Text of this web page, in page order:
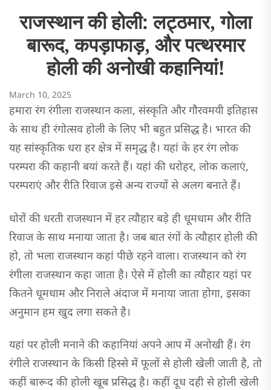
राजस्थान की होली: लट्ठमार, गोला
बारूद, कपड़ाफाड़, और पत्थरमार
होली की अनोखी कहानियां!
March 10, 2025
हमारा रंग रंगीला राजस्थान कला, संस्कृति और गौरवमयी इतिहास
के साथ ही रंगोत्सव होली के लिए भी बहुत प्रसिद्ध है। भारत की
यह सांस्कृतिक धरा हर क्षेत्र में समृद्ध है। यहां के हर रंग लोक
परम्परा की कहानी बयां करते हैं। यहां की धरोहर, लोक कलाएं,
परम्पराएं और रीति रिवाज इसे अन्य राज्यों से अलग बनाते हैं।
धोरों की धरती राजस्थान में हर त्यौहार बड़े ही धूमधाम और रीति
रिवाज के साथ मनाया जाता है। जब बात रंगों के त्यौहार होली की
हो, तो भला राजस्थान कहां पीछे रहने वाला। राजस्थान को रंग
रंगीला राजस्थान कहा जाता है। ऐसे में होली का त्यौहार यहां पर
कितने धूमधाम और निराले अंदाज में मनाया जाता होगा, इसका
अनुमान हम खुद लगा सकते है।
यहां पर होली मनाने की कहानियां अपने आप में अनोखी हैं। रंग
रंगीले राजस्थान के किसी हिस्से में फूलों से होली खेली जाती है, तो
कहीं बारूद की होली खूब प्रसिद्ध है। कहीं दूध दही से होली खेली